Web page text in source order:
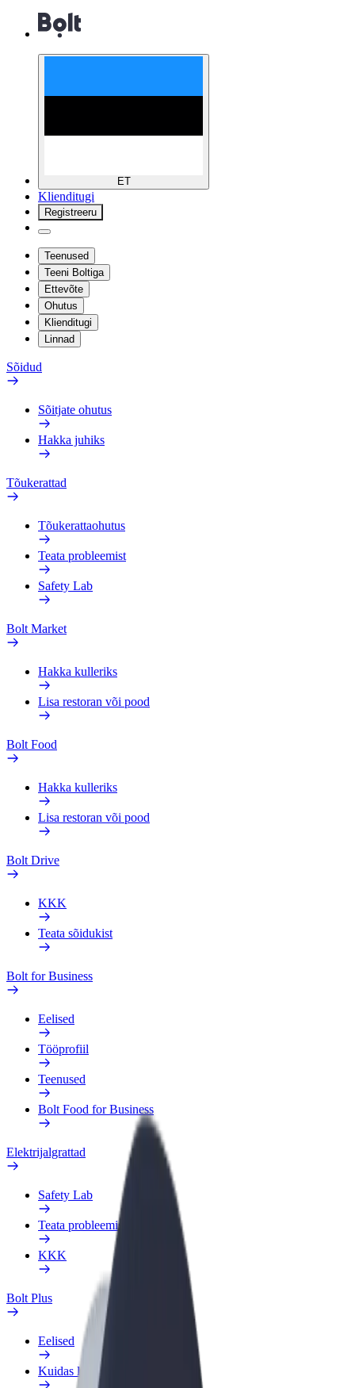
ET
Klienditugi
Registreeru
Teenused
Teeni Boltiga
Ettevõte
Ohutus
Klienditugi
Linnad
Sõidud
Sõitjate ohutus
Hakka juhiks
Tõukerattad
Tõukerattaohutus
Teata probleemist
Safety Lab
Bolt Market
Hakka kulleriks
Lisa restoran või pood
Bolt Food
Hakka kulleriks
Lisa restoran või pood
Bolt Drive
KKK
Teata sõidukist
Bolt for Business
Eelised
Tööprofiil
Teenused
Bolt Food for Business
Elektrijalgrattad
Safety Lab
Teata probleemist
KKK
Bolt Plus
Eelised
Kuidas liituda